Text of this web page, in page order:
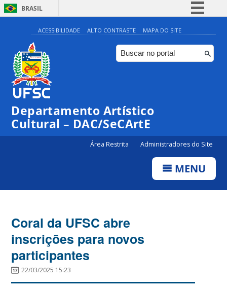
BRASIL
Simplifique!
Comunica BR
Participe
Canais
ACESSIBILIDADE ALTO CONTRASTE MAPA DO SITE
Departamento Artístico
Cultural – DAC/SeCArtE
Área Restrita Administradores do Site
MENU
Coral da UFSC abre
inscrições para novos
participantes
22/03/2025 15:23